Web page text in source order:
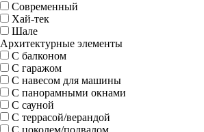
Современный
Хай-тек
Шале
Архитектурные элементы
С балконом
С гаражом
С навесом для машины
С панорамными окнами
С сауной
С террасой/верандой
С цоколем/подвалом